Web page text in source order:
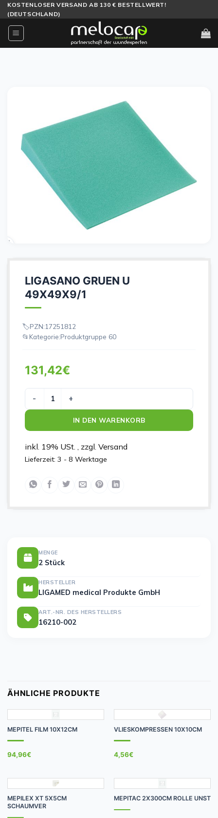
Zum
Inhalt
springen
KOSTENLOSER VERSAND AB 130 € BESTELLWERT!
(DEUTSCHLAND)
LIGASANO GRUEN U
49X49X9/1
PZN:17251812
Kategorie:Produktgruppe 60
131,42€
LIGASANO GRUEN U 49X49X9/1 Menge
IN DEN WARENKORB
inkl. 19% USt. , zzgl. Versand
Lieferzeit: 3 - 8 Werktage
MENGE
2 Stück
HERSTELLER
LIGAMED medical Produkte GmbH
ART.-NR. DES HERSTELLERS
16210-002
ÄHNLICHE PRODUKTE
MEPITEL FILM 10X12CM
94,96€
VLIESKOMPRESSEN 10X10CM
4,56€
MEPILEX XT 5X5CM
SCHAUMVER
MEPITAC 2X300CM ROLLE UNST